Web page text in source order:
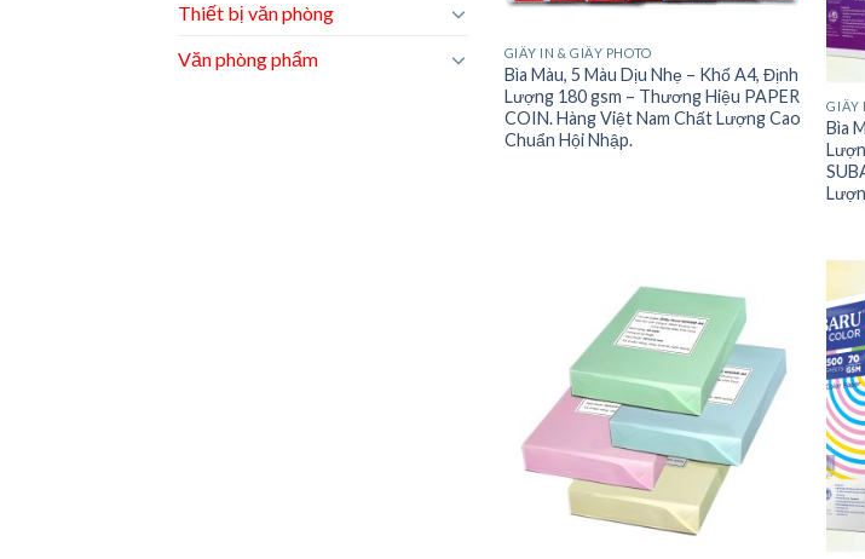
Thiết bị văn phòng
Văn phòng phẩm
GIẤY IN & GIẤY PHOTO
Bìa Màu, 5 Màu Dịu Nhẹ – Khổ A4, Định
Lượng 180 gsm – Thương Hiệu PAPER
COIN. Hàng Việt Nam Chất Lượng Cao
Chuẩn Hội Nhập.
GIẤY
Bìa